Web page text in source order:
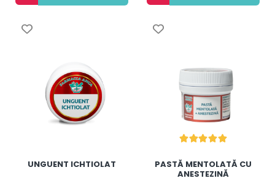
UNGUENT ICHTIOLAT
PASTĂ MENTOLATĂ CU
ANESTEZINĂ